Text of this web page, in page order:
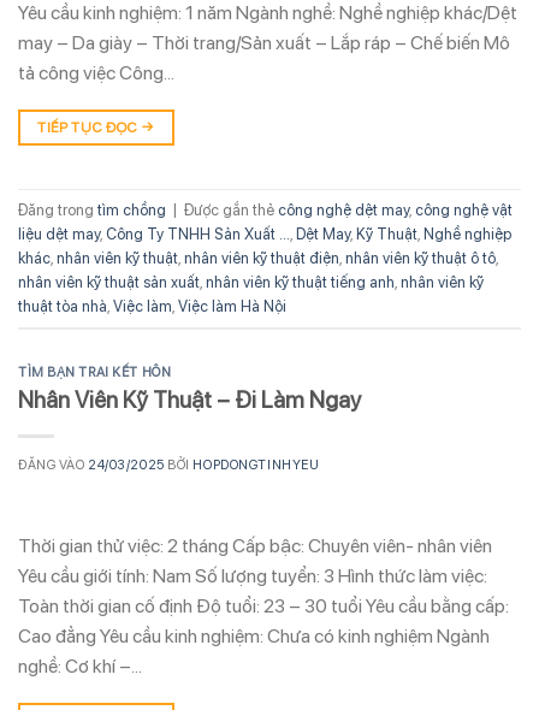
Yêu cầu kinh nghiệm: 1 năm Ngành nghề: Nghề nghiệp khác/Dệt
may – Da giày – Thời trang/Sản xuất – Lắp ráp – Chế biến Mô
tả công việc Công…
TIẾP TỤC ĐỌC →
Đăng trong tìm chồng | Được gắn thẻ công nghệ dệt may, công nghệ vật
liệu dệt may, Công Ty TNHH Sản Xuất ... Dệt May, Kỹ Thuật Nghề nghiệp
khác nhân viên kỹ thuật nhân viên kỹ thuật điện nhân viên kỹ thuật ô tô
nhân viên kỹ thuật sản xuất nhân viên kỹ thuật tiếng anh nhân viên kỹ
thuật tòa nhà Việc làm Việc làm Hà Nội
TÌM BẠN TRAI KẾT HÔN
Nhân Viên Kỹ Thuật – Đi Làm Ngay
ĐĂNG VÀO 24/03/2025 BỞI HOPDONGTINHYEU
Thời gian thử việc: 2 tháng Cấp bậc: Chuyên viên- nhân viên
Yêu cầu giới tính: Nam Số lượng tuyển: 3 Hình thức làm việc:
Toàn thời gian cố định Độ tuổi: 23 – 30 tuổi Yêu cầu bằng cấp:
Cao đẳng Yêu cầu kinh nghiệm: Chưa có kinh nghiệm Ngành
nghề: Cơ khí –…